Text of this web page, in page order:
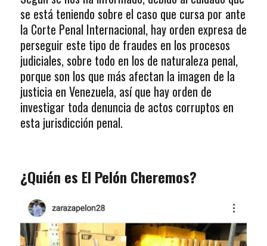
se está teniendo sobre el caso que cursa por ante
la Corte Penal Internacional, hay orden expresa de
perseguir este tipo de fraudes en los procesos
judiciales, sobre todo en los de naturaleza penal,
porque son los que más afectan la imagen de la
justicia en Venezuela, así que hay orden de
investigar toda denuncia de actos corruptos en
esta jurisdicción penal.
¿Quién es El Pelón Cheremos?